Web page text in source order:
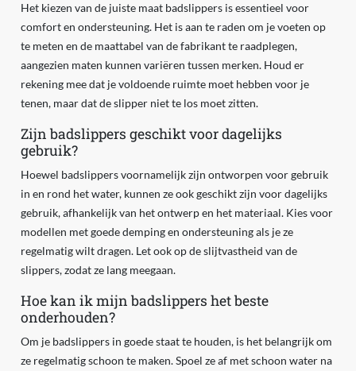
Het kiezen van de juiste maat badslippers is essentieel voor
comfort en ondersteuning. Het is aan te raden om je voeten op
te meten en de maattabel van de fabrikant te raadplegen,
aangezien maten kunnen variëren tussen merken. Houd er
rekening mee dat je voldoende ruimte moet hebben voor je
tenen, maar dat de slipper niet te los moet zitten.
Zijn badslippers geschikt voor dagelijks
gebruik?
Hoewel badslippers voornamelijk zijn ontworpen voor gebruik
in en rond het water, kunnen ze ook geschikt zijn voor dagelijks
gebruik, afhankelijk van het ontwerp en het materiaal. Kies voor
modellen met goede demping en ondersteuning als je ze
regelmatig wilt dragen. Let ook op de slijtvastheid van de
slippers, zodat ze lang meegaan.
Hoe kan ik mijn badslippers het beste
onderhouden?
Om je badslippers in goede staat te houden, is het belangrijk om
ze regelmatig schoon te maken. Spoel ze af met schoon water na